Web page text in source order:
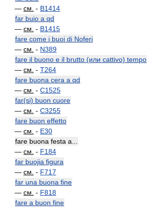
— см. - B1414
far buio a qd
— см. - B1415
fare come i buoi di Noferi
— см. - N389
fare il buono e il brutto (или cattivo) tempo
— см. - T264
fare buona cera a qd
— см. - C1525
far(si) buon cuore
— см. - C3255
fare buon effetto
— см. - E30
fare buona festa a...
— см. - F184
far buojia figura
— см. - F717
far una buona fine
— см. - F818
fare a buon fine